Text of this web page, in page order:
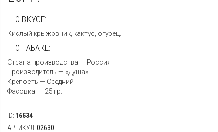
— О ВКУСЕ:
Кислый крыжовник, кактус, огурец.
— О ТАБАКЕ:
Страна производства — Россия
Производитель — «Душа»
Крепость — Средний
Фасовка — 25 гр.
ID: 16534
АРТИКУЛ: 02630